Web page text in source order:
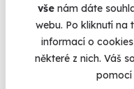
vše nám dáte
webu. Po kliknutí na
informací o
některé z nich. Váš
pomocí